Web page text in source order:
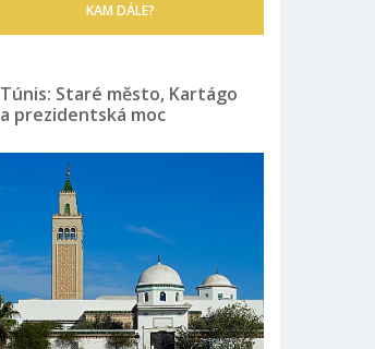
KAM DÁLE?
Túnis: Staré město, Kartágo
a prezidentská moc